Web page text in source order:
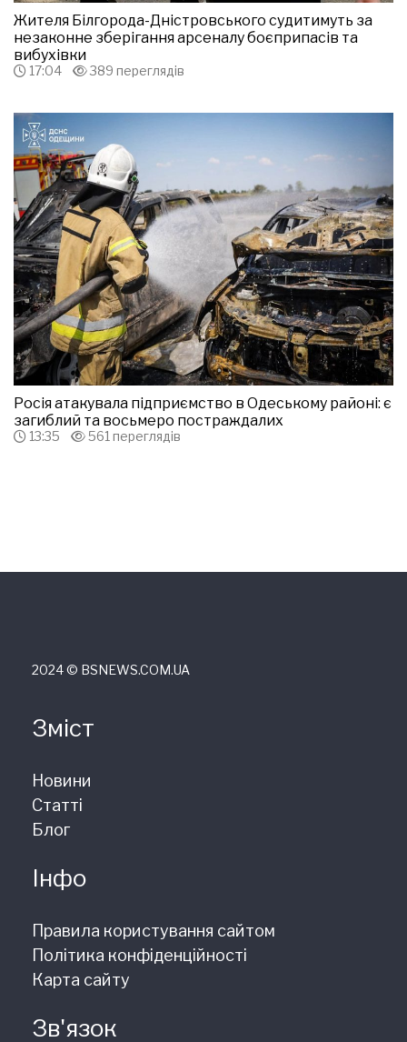
Жителя Білгорода-Дністровського судитимуть за
незаконне зберігання арсеналу боєприпасів та
вибухівки
17:04 389 переглядів
Росія атакувала підприємство в Одеському районі: є
загиблий та восьмеро постраждалих
13:35 561 переглядів
2024 © ВSNEWS.COM.UA
Зміст
Новини
Статті
Блог
Інфо
Правила користування сайтом
Політика конфіденційності
Карта сайту
Зв'язок